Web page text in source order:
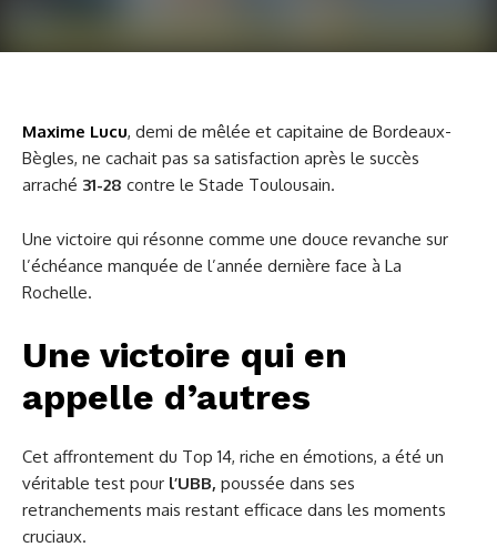
Maxime Lucu, demi de mêlée et capitaine de Bordeaux-
Bègles, ne cachait pas sa satisfaction après le succès
arraché 31-28 contre le Stade Toulousain.
Une victoire qui résonne comme une douce revanche sur
l’échéance manquée de l’année dernière face à La
Rochelle.
Une victoire qui en
appelle d’autres
Cet affrontement du Top 14, riche en émotions, a été un
véritable test pour l’UBB, poussée dans ses
retranchements mais restant efficace dans les moments
cruciaux.